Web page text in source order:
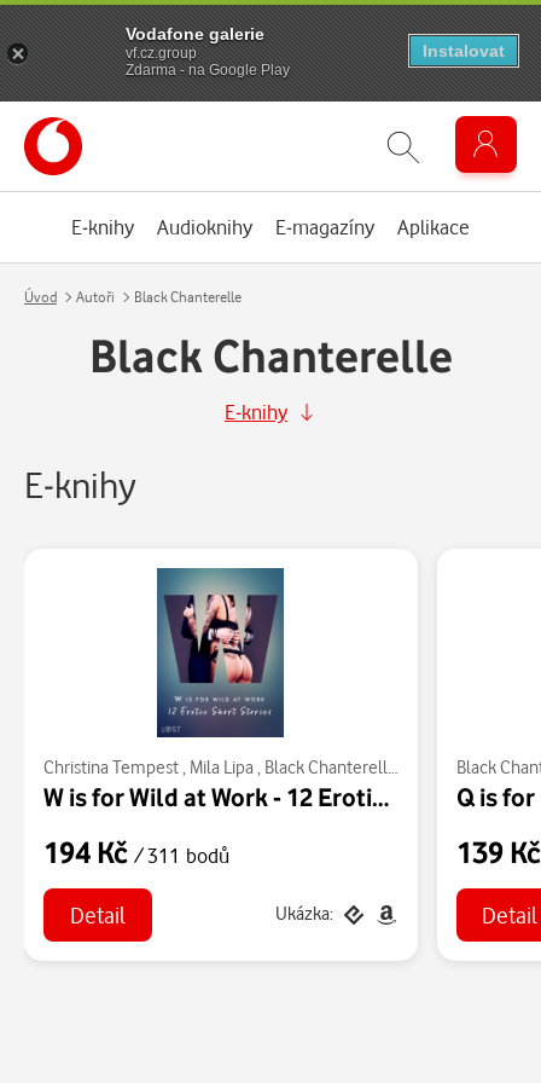
E-knihy Audioknihy E-magazíny Aplikace
Úvod Autoři Black Chanterelle
Black Chanterelle
E-knihy
E-knihy
Christina Tempest, Mila Lipa , Black Chanterelle Ewa Maciejczuk
W is for Wild at Work - 12 Erotic Short Stories
194 Kč / 311 bodů
Detail Ukázka:
Black
139
Detail
Vodafone galerie
vf.cz.group
Zdarma - na Google Play
Instalovat